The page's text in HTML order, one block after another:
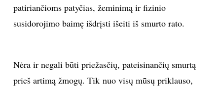
RECEPTAI
NELAIMĖS
patiriančioms patyčias, žeminimą ir fizinio
susidorojimo baimę išdrįsti išeiti iš smurto rato.
Nėra ir negali būti priežasčių, pateisinančių smurtą
prieš artimą žmogų. Tik nuo visų mūsų priklauso,